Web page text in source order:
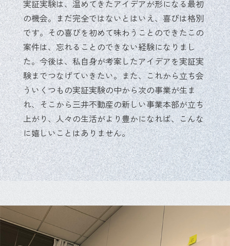
実証実験は、温めてきたアイデアが形になる最初
の機会。まだ完全ではないとはいえ、喜びは格別
です。その喜びを初めて味わうことのできたこの
案件は、忘れることのできない経験になりまし
た。今後は、私自身が考案したアイデアを実証実
験までつなげていきたい。また、これから立ち会
ういくつもの実証実験の中から次の事業が生ま
れ、そこから三井不動産の新しい事業本部が立ち
上がり、人々の生活がより豊かになれば、こんな
に嬉しいことはありません。